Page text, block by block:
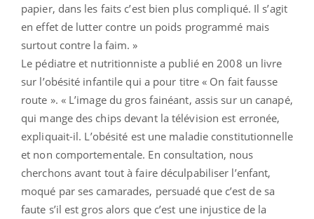
papier, dans les faits c’est bien plus compliqué. Il s’agit
en effet de lutter contre un poids programmé mais
surtout contre la faim. »
Le pédiatre et nutritionniste a publié en 2008 un livre
sur l’obésité infantile qui a pour titre « On fait fausse
route ». « L’image du gros fainéant, assis sur un canapé,
qui mange des chips devant la télévision est erronée,
expliquait-il. L’obésité est une maladie constitutionnelle
et non comportementale. En consultation, nous
cherchons avant tout à faire déculpabiliser l’enfant,
moqué par ses camarades, persuadé que c’est de sa
faute s’il est gros alors que c’est une injustice de la